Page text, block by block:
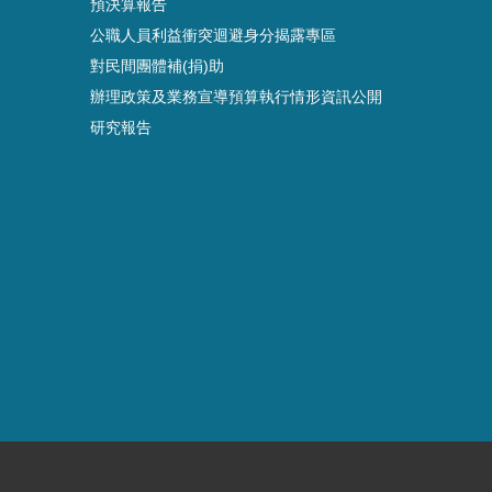
預決算報告
公職人員利益衝突迴避身分揭露專區
對民間團體補(捐)助
辦理政策及業務宣導預算執行情形資訊公開
研究報告